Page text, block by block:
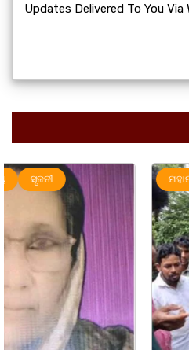
Updates Delivered To You Via
ମହାନଗର